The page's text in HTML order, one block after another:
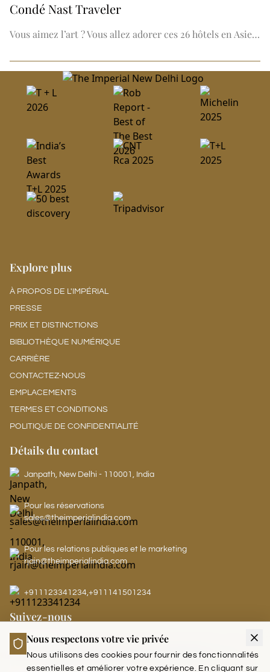
Condé Nast Traveler
Vous aimez l’art ? Vous allez adorer ces 26 hôtels en Asie…
Explore plus
À PROPOS DE L'IMPÉRIAL
PRESSE
PRIX ET DISTINCTIONS
BIBLIOTHÈQUE NUMÉRIQUE
CARRIÈRE
CONTACTEZ-NOUS
EMPLACEMENTS
TERMES ET CONDITIONS
POLITIQUE DE CONFIDENTIALITÉ
Détails du contact
Janpath, New Delhi - 110001, India
Pour les réservations
sales@theimperialindia.com
Pour les relations publiques et le marketing
rjain@theimperialindia.com
+911123341234,+911141501234
Suivez-nous
LEADERS CLUB - THE IMPERIAL
Nous respectons votre vie privée
Nous utilisons des cookies pour fournir des fonctionnalités
essentielles et améliorer votre expérience. En cliquant sur